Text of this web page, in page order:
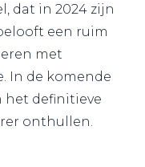
dat in 2024 zijn
een ruim
met
In de komende
het definitieve
onthullen.